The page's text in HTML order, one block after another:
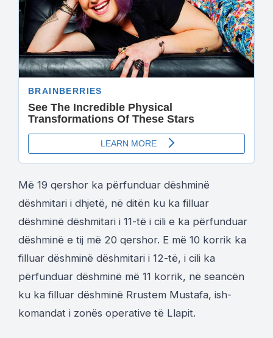
Më 19 qershor ka përfunduar dëshminë
dëshmitari i dhjetë, në ditën ku ka filluar
dëshminë dëshmitari i 11-të i cili e ka përfunduar
dëshminë e tij më 20 qershor. E më 10 korrik ka
filluar dëshminë dëshmitari i 12-të, i cili ka
përfunduar dëshminë më 11 korrik, në seancën
ku ka filluar dëshminë Rrustem Mustafa, ish-
komandat i zonës operative të Llapit.